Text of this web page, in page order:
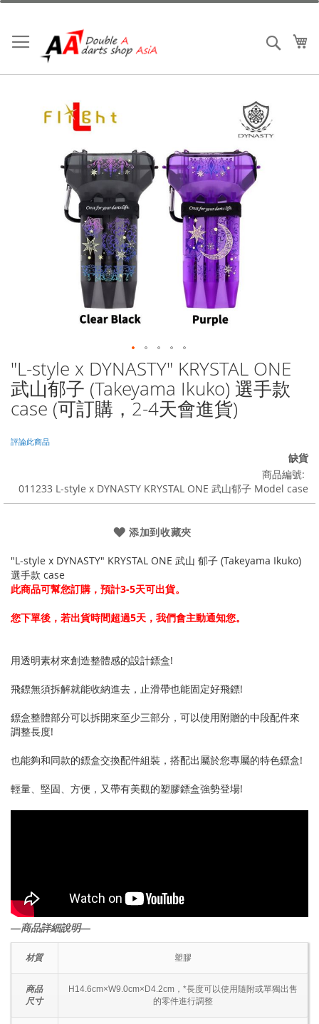
跳
內
容
搜索
"L-style x DYNASTY" KRYSTAL ONE
武山郁子 (Takeyama Ikuko) 選手款
case (可訂購，2-4天會進貨)
評論此商品
缺貨
商品編號
011233 L-style x DYNASTY KRYSTAL ONE 武山郁子 Model case
添加到收藏夾
"L-style x DYNASTY" KRYSTAL ONE 武山 郁子 (Takeyama Ikuko)
選手款 case
此商品可幫您訂購，預計3-5天可出貨。
您下單後，若出貨時間超過5天，我們會主動通知您。
用透明素材來創造整體感的設計鏢盒!
飛鏢無須拆解就能收納進去，止滑帶也能固定好飛鏢!
鏢盒整體部分可以拆開來至少三部分，可以使用附贈的中段配件來
調整長度!
也能夠和同款的鏢盒交換配件組裝，搭配出屬於您專屬的特色鏢盒!
輕量、堅固、方便，又帶有美觀的塑膠鏢盒強勢登場!
―商品詳細說明―
材質 塑膠
商品
尺寸
H14.6cm×W9.0cm×D4.2cm，*長度可以使用隨附或單獨出售
的零件進行調整
Skip
to
the
beginning
the
images